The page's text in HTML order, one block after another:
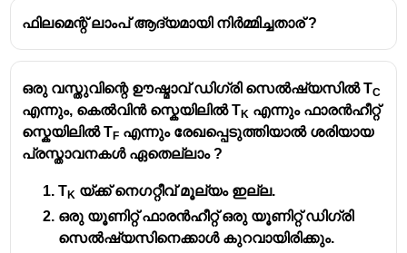
ഫിലമെന്റ് ലാംപ് ആദ്യമായി നിർമ്മിച്ചതാര് ?
ഒരു വസ്തുവിന്റെ ഊഷ്മാവ് ഡിഗ്രി സെൽഷ്യസിൽ TC
എന്നും, കെൽവിൻ സ്കെയിലിൽ TK എന്നും ഫാരൻഹീറ്റ്
സ്കെയിലിൽ TF എന്നും രേഖപ്പെടുത്തിയാൽ ശരിയായ
പ്രസ്താവനകൾ ഏതെല്ലാം ?
TK യ്ക്ക് നെഗറ്റീവ് മൂല്യം ഇല്ല.
ഒരു യൂണിറ്റ് ഫാരൻഹീറ്റ് ഒരു യൂണിറ്റ് ഡിഗ്രി
സെൽഷ്യസിനെക്കാൾ കുറവായിരിക്കും.